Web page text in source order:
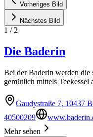
Vorheriges Bild
Nächstes Bild
1 / 2
Die Baderin
Bei der Baderin werden die
gemütlich mittels Teekessel
Gaudystraße 7, 10437
40500209
Mehr sehen